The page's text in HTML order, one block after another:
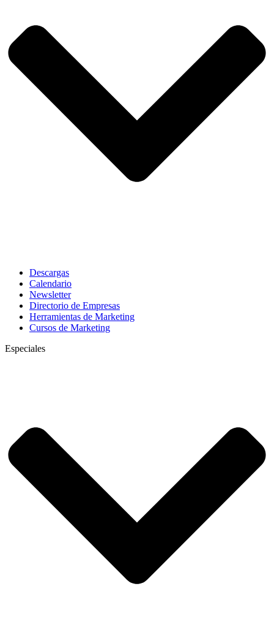
Descargas
Calendario
Newsletter
Directorio de Empresas
Herramientas de Marketing
Cursos de Marketing
Especiales